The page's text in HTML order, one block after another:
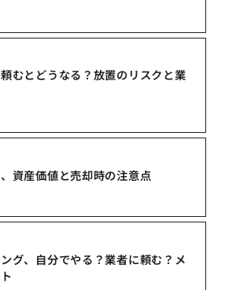
むとどうなる？放置のリスクと業
資産価値と売却時の注意点
グ、自分でやる？業者に頼む？メ